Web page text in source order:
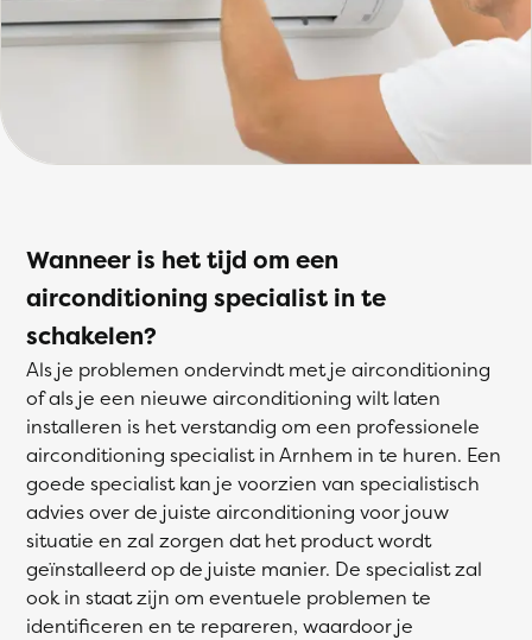
Wanneer is het tijd om een
airconditioning specialist in te
schakelen?
Als je problemen ondervindt met je airconditioning
of als je een nieuwe airconditioning wilt laten
installeren is het verstandig om een professionele
airconditioning specialist in Arnhem in te huren. Een
goede specialist kan je voorzien van specialistisch
advies over de juiste airconditioning voor jouw
situatie en zal zorgen dat het product wordt
geïnstalleerd op de juiste manier. De specialist zal
ook in staat zijn om eventuele problemen te
identificeren en te repareren, waardoor je